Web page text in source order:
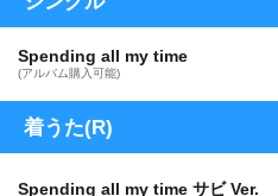
Spending all my time
(アルバム購入可能)
着うた(R)
Spending all my time サビ Ver.